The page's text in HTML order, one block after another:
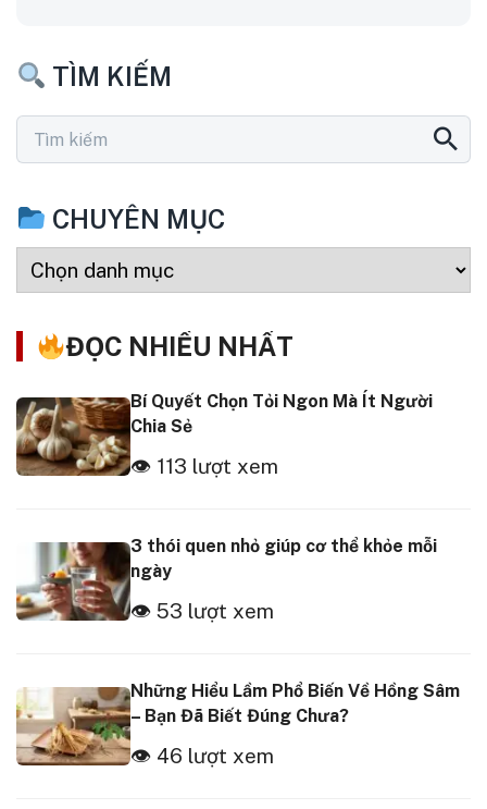
TÌM KIẾM
CHUYÊN MỤC
ĐỌC NHIỀU NHẤT
Bí Quyết Chọn Tỏi Ngon Mà Ít Người
Chia Sẻ
👁 113 lượt xem
3 thói quen nhỏ giúp cơ thể khỏe mỗi
ngày
👁 53 lượt xem
Những Hiểu Lầm Phổ Biến Về Hồng Sâm
– Bạn Đã Biết Đúng Chưa?
👁 46 lượt xem